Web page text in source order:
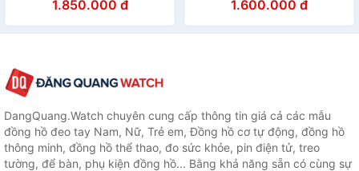
1.850.000 đ 1.600.000 đ
DangQuang.Watch chuyên cung cấp thông tin giá cả các mẫu
đồng hồ đeo tay Nam, Nữ, Trẻ em, Đồng hồ cơ tự động, đồng hồ
thông minh, đồng hồ thể thao, đo sức khỏe, pin điện tử, treo
tường, để bàn, phụ kiện đồng hồ... Bằng khả năng sẵn có cùng sự